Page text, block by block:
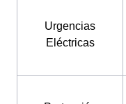
Urgencias
Eléctricas